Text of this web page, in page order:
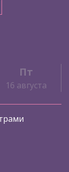
Пт
16 августа